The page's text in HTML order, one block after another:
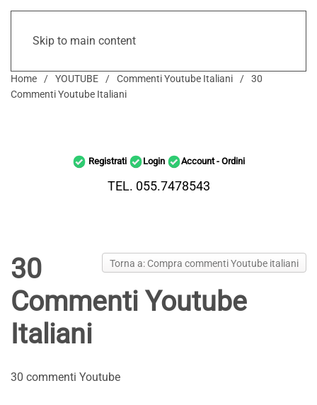
Skip to main content
Home YOUTUBE Commenti Youtube Italiani
30
Commenti Youtube Italiani
Registrati Login Account - Ordini
TEL. 055.7478543
Torna a: Compra commenti Youtube italiani
30
Commenti Youtube
Italiani
30 commenti Youtube